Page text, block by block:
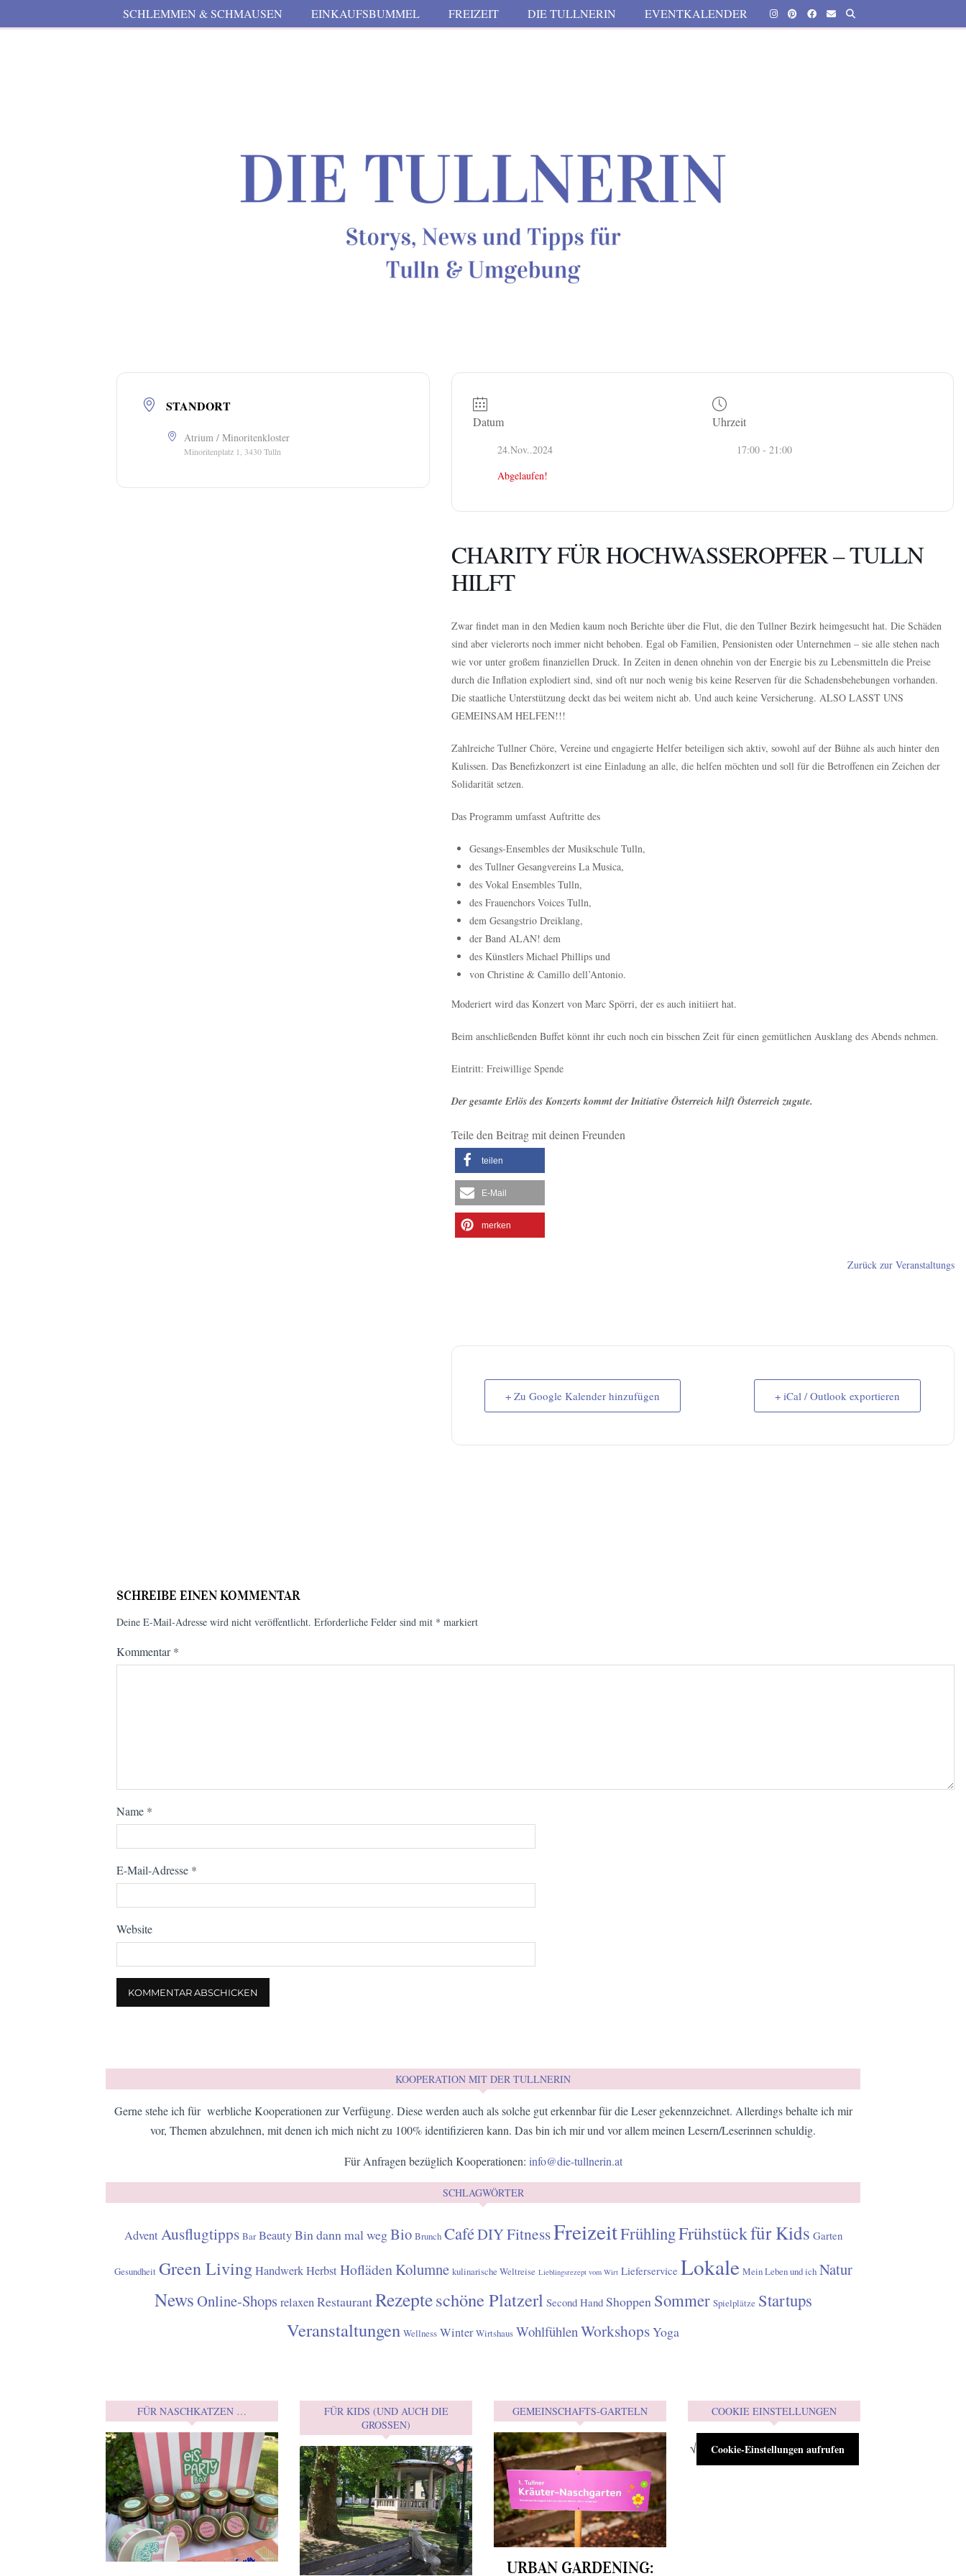
SCHLEMMEN & SCHMAUSEN EINKAUFSBUMMEL FREIZEIT DIE TULLNERIN EVENTKALENDER
STANDORT
Atrium / Minoritenkloster
Minoritenplatz 1, 3430 Tulln
Datum
24.Nov..2024
Abgelaufen!
Uhrzeit
17:00 - 21:00
CHARITY FÜR HOCHWASSEROPFER – TULLN
HILFT
Zwar findet man in den Medien kaum noch Berichte über die Flut, die den Tullner Bezirk heimgesucht hat. Die Schäden
sind aber vielerorts noch immer nicht behoben. Egal ob Familien, Pensionisten oder Unternehmen – sie alle stehen nach
wie vor unter großem finanziellen Druck. In Zeiten in denen ohnehin von der Energie bis zu Lebensmitteln die Preise
durch die Inflation explodiert sind, sind oft nur noch wenig bis keine Reserven für die Schadensbehebungen vorhanden.
Die staatliche Unterstützung deckt das bei weitem nicht ab. Und auch keine Versicherung. ALSO LASST UNS
GEMEINSAM HELFEN!!!
Zahlreiche Tullner Chöre, Vereine und engagierte Helfer beteiligen sich aktiv, sowohl auf der Bühne als auch hinter den
Kulissen. Das Benefizkonzert ist eine Einladung an alle, die helfen möchten und soll für die Betroffenen ein Zeichen der
Solidarität setzen.
Das Programm umfasst Auftritte des
Gesangs-Ensembles der Musikschule Tulln,
des Tullner Gesangvereins La Musica,
des Vokal Ensembles Tulln,
des Frauenchors Voices Tulln,
dem Gesangstrio Dreiklang,
der Band ALAN! dem
des Künstlers Michael Phillips und
von Christine & Camillo dell’Antonio.
Moderiert wird das Konzert von Marc Spörri, der es auch initiiert hat.
Beim anschließenden Buffet könnt ihr euch noch ein bisschen Zeit für einen gemütlichen Ausklang des Abends nehmen.
Eintritt: Freiwillige Spende
Der gesamte Erlös des Konzerts kommt der Initiative Österreich hilft Österreich zugute.
Teile den Beitrag mit deinen Freunden
teilen
E-Mail
merken
Zurück zur Veranstaltungs
+ Zu Google Kalender hinzufügen + iCal / Outlook exportieren
SCHREIBE EINEN KOMMENTAR
Deine E-Mail-Adresse wird nicht veröffentlicht. Erforderliche Felder sind mit * markiert
Kommentar*
Name *
E-Mail-Adresse *
Website
KOOPERATION MIT DER TULLNERIN
Gerne stehe ich für werbliche Kooperationen zur Verfügung. Diese werden auch als solche gut erkennbar für die Leser gekennzeichnet. Allerdings behalte ich mir
vor, Themen abzulehnen, mit denen ich mich nicht zu 100% identifizieren kann. Das bin ich mir und vor allem meinen Lesern/Leserinnen schuldig.
Für Anfragen bezüglich Kooperationen: info@die-tullnerin.at
SCHLAGWÖRTER
Advent Ausflugtipps Bar Beauty Bin dann mal wegBio Brunch CaféDIYFitnessFreizeitFrühlingFrühstückfür Kids Garten
Gesundheit Green Living Handwerk Herbst Hofläden Kolumne kulinarische Weltreise Lieblingsrezept vom Wirt Lieferservice Lokale Mein Leben und ich Natur
NewsOnline-Shops relaxen RestaurantRezepteschöne Platzerl Second Hand Shoppen Sommer Spielplätze Startups
Veranstaltungen Wellness Winter Wirtshaus WohlfühlenWorkshopsYoga
FÜR NASCHKATZEN …
FÜR KIDS (UND AUCH DIE
GROSSEN)
GEMEINSCHAFTS-GARTELN
URBAN GARDENING:
COOKIE EINSTELLUNGEN
√ Cookie-Einstellungen aufrufen